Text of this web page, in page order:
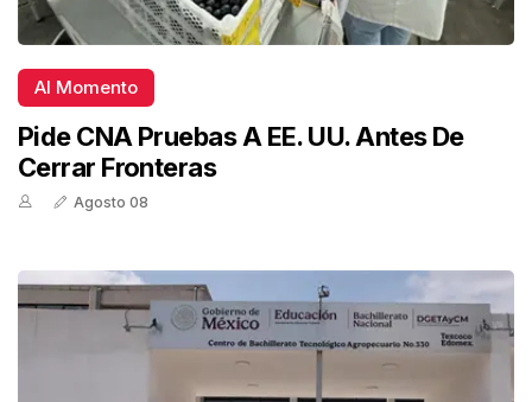
Al Momento
Pide CNA Pruebas A EE. UU. Antes De
Cerrar Fronteras
Agosto 08